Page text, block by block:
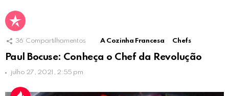
36 Compartilhamentos A Cozinha Francesa Chefs
Paul Bocuse: Conheça o Chef da Revolução
julho 27, 2021, 2:55 pm